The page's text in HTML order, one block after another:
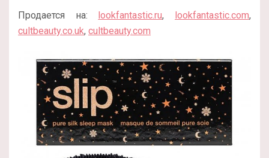
Продается на: lookfantastic.ru, lookfantastic.com,
cultbeauty.co.uk, cultbeauty.com